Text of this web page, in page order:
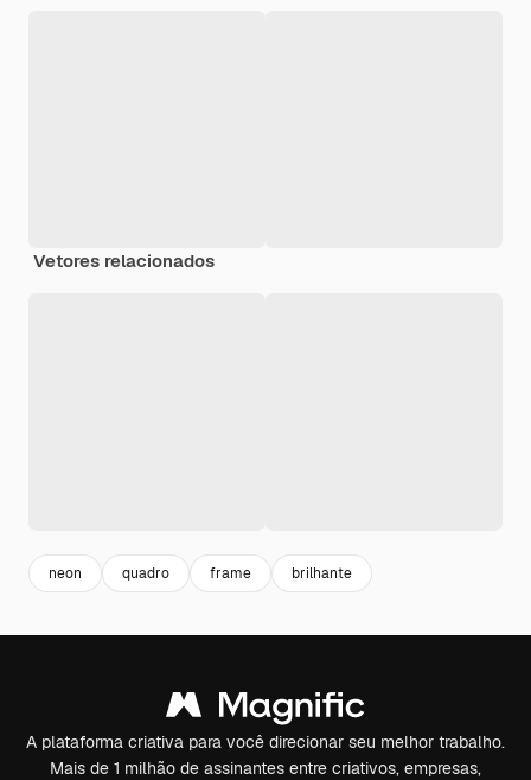
Vetores relacionados
neon quadro frame brilhante
A plataforma criativa para você direcionar seu melhor trabalho.
Mais de 1 milhão de assinantes entre criativos, empresas,